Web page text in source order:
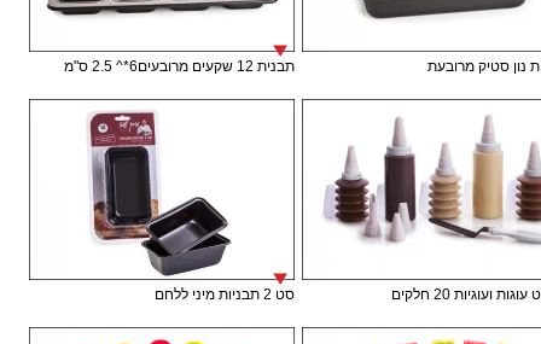
נון סטיק מרובעת תבנית 12 שקעים מרובעים6*^ 2.5 ס"מ
ועוגיות 20 חלקים סט 2 תבניות מיני ללחם